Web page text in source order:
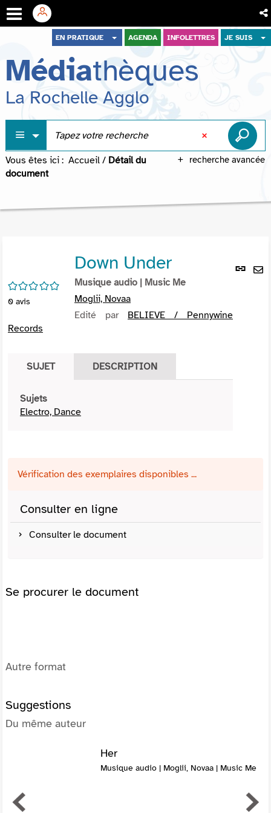
menu
contenu
recherche
EN PRATIQUE AGENDA INFOLETTRES JE SUIS
Médiathèques
La Rochelle Agglo
recherche avancée
Vous êtes ici : Accueil / Détail du
document
Lien
/5
0 avis
Down Under
Musique audio | Music Me
Moglii, Novaa
Edité par BELIEVE / Pennywine
Records
SUJET DESCRIPTION
Sujets
Electro, Dance
Vérification des exemplaires disponibles ...
Consulter en ligne
Consulter le document
Se procurer le document
Autre format
Suggestions
Du même auteur
Her
Musique audio | Moglii, Novaa | Music Me